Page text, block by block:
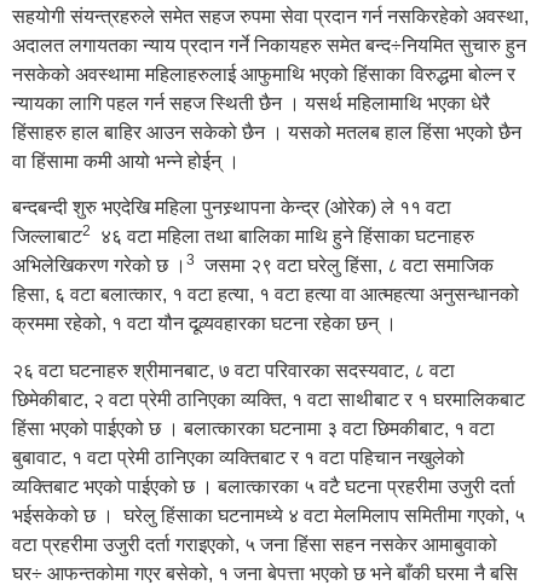
सहयोगी संयन्त्रहरुले समेत सहज रुपमा सेवा प्रदान गर्न नसकिरहेको अवस्था,
अदालत लगायतका न्याय प्रदान गर्ने निकायहरु समेत बन्द÷नियमित सुचारु हुन
नसकेको अवस्थामा महिलाहरुलाई आफुमाथि भएको हिंसाका विरुद्धमा बोल्न र
न्यायका लागि पहल गर्न सहज स्थिती छैन । यसर्थ महिलामाथि भएका धेरै
हिंसाहरु हाल बाहिर आउन सकेको छैन । यसको मतलब हाल हिंसा भएको छैन
वा हिंसामा कमी आयो भन्ने होईन् ।
बन्दबन्दी शुरु भएदेखि महिला पुनस्र्थापना केन्द्र (ओरेक) ले ११ वटा
जिल्लाबाट2
४६ वटा महिला तथा बालिका माथि हुने हिंसाका घटनाहरु
अभिलेखिकरण गरेको छ । 3 जसमा २९ वटा घरेलु हिंसा, ८ वटा समाजिक
हिसा, ६ वटा बलात्कार, १ वटा हत्या, १ वटा हत्या वा आत्महत्या अनुसन्धानको
क्रममा रहेको, १ वटा यौन दूव्र्यवहारका घटना रहेका छन् ।
२६ वटा घटनाहरु श्रीमानबाट, ७ वटा परिवारका सदस्यवाट, ८ वटा
छिमेकीबाट, २ वटा प्रेमी ठानिएका व्यक्ति, १ वटा साथीबाट र १ घरमालिकबाट
हिंसा भएको पाईएको छ । बलात्कारका घटनामा ३ वटा छिमकीबाट, १ वटा
बुबावाट, १ वटा प्रेमी ठानिएका व्यक्तिबाट र १ वटा पहिचान नखुलेको
व्यक्तिबाट भएको पाईएको छ । बलात्कारका ५ वटै घटना प्रहरीमा उजुरी दर्ता
भईसकेको छ । घरेलु हिंसाका घटनामध्ये ४ वटा मेलमिलाप समितीमा गएको, ५
वटा प्रहरीमा उजुरी दर्ता गराइएको, ५ जना हिंसा सहन नसकेर आमाबुवाको
घर÷ आफन्तकोमा गएर बसेको, १ जना बेपत्ता भएको छ भने बाँकी घरमा नै बसि